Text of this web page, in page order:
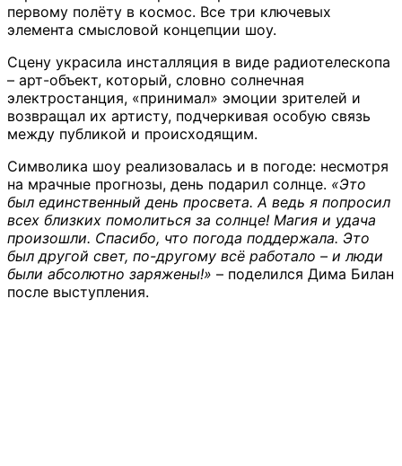
первому полёту в космос. Все три ключевых
элемента смысловой концепции шоу.
Сцену украсила инсталляция в виде радиотелескопа
– арт-объект, который, словно солнечная
электростанция, «принимал» эмоции зрителей и
возвращал их артисту, подчеркивая особую связь
между публикой и происходящим.
Символика шоу реализовалась и в погоде: несмотря
на мрачные прогнозы, день подарил солнце. «Это
был единственный день просвета. А ведь я попросил
всех близких помолиться за солнце! Магия и удача
произошли. Спасибо, что погода поддержала. Это
был другой свет, по-другому всё работало – и люди
были абсолютно заряжены!» – поделился Дима Билан
после выступления.